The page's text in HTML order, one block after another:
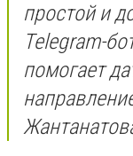
простой и
Telegram-
помогает